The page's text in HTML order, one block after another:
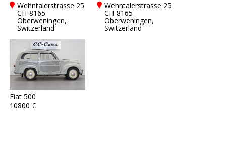
Wehntalerstrasse 25
CH-8165
Oberweningen,
Switzerland
Wehntalerstrasse 25
CH-8165
Oberweningen,
Switzerland
Fiat 500
10800 €